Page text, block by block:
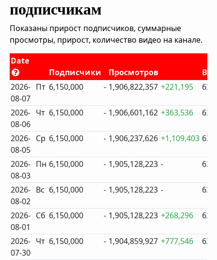
подписчикам
Показаны прирост подписчиков, суммарные
просмотры, прирост, количество видео на канале.
Date
Подписчики
Просмотров
2026-
08-07
Пт 6,150,000 - 1,906,822,357 +221,195 635
2026-
08-06
Чт 6,150,000 - 1,906,601,162 +363,536 635
2026-
08-05
Ср 6,150,000 - 1,906,237,626 +1,109,403 634
2026-
08-03
Пн 6,150,000 - 1,905,128,223 - 634
2026-
08-02
Вс 6,150,000 - 1,905,128,223 - 634
2026-
08-01
Сб 6,150,000 - 1,905,128,223 +268,296 633
2026-
07-30
Чт 6,150,000 - 1,904,859,927 +777,546 633